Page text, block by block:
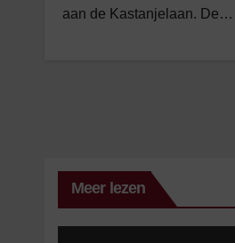
aan de Kastanjelaan. De…
Meer lezen